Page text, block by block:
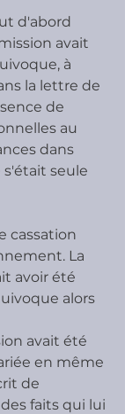
d'abord
avait
à
la lettre de
de
au
dans
s'était seule
cassation
La
avoir été
alors
avait été
en même
de
faits qui lui